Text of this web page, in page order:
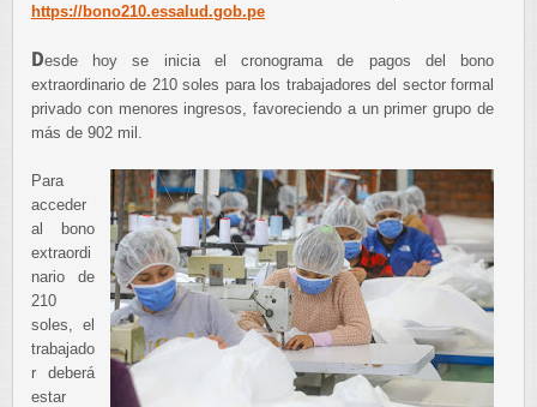
https://bono210.essalud.gob.pe
Desde hoy se inicia el cronograma de pagos del bono
extraordinario de 210 soles para los trabajadores del sector formal
privado con menores ingresos, favoreciendo a un primer grupo de
más de 902 mil.
Para
acceder
al bono
extraordi
nario de
210
soles, el
trabajado
r deberá
estar